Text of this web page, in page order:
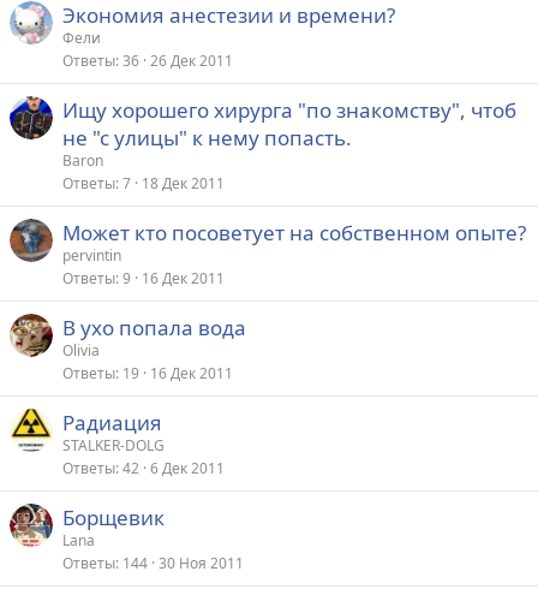
Экономия анестезии и времени?
Фели
Ответы 36 26 Дек 2011
Ищу хорошего хирурга "по знакомству", чтоб
не "с улицы" к нему попасть.
Baron
Ответы 7 18 Дек 2011
Может кто посоветует на собственном опыте?
pervintin
Ответы 9 16 Дек 2011
В ухо попала вода
Olivia
Ответы 19 16 Дек 2011
Радиация
STALKER-DOLG
Ответы 42 6 Дек 2011
Борщевик
Lana
Ответы 144 30 Ноя 2011